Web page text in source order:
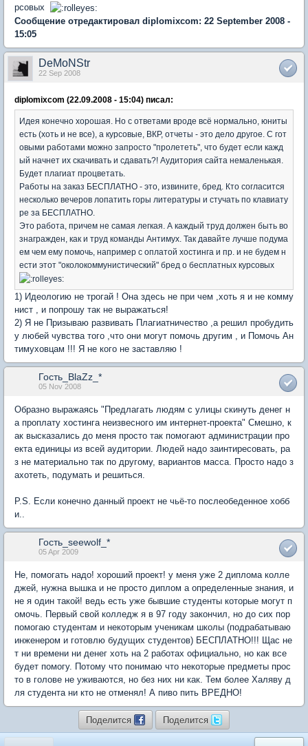
рсовых
Сообщение отредактировал diplomixcom: 22 September 2008 -
15:05
DeMoNStr
22 Sep 2008
diplomixcom (22.09.2008 - 15:04) писал:
Идея конечно хорошая. Но с ответами вроде всё нормально, юниты
есть (хоть и не все), а курсовые, ВКР, отчеты - это дело другое. С гот
овыми работами можно запросто "пролететь", что будет если кажд
ый начнет их скачивать и сдавать?! Аудитория сайта немаленькая.
Будет плагиат процветать.
Работы на заказ БЕСПЛАТНО - это, извините, бред. Кто согласится
несколько вечеров лопатить горы литературы и стучать по клавиату
ре за БЕСПЛАТНО.
Это работа, причем не самая легкая. А каждый труд должен быть во
знагражден, как и труд команды Антимух. Так давайте лучше подума
ем чем ему помочь, например с оплатой хостинга и пр. и не будем н
ести этот "околокоммунистический" бред о бесплатных курсовых
1) Идеологию не трогай ! Она здесь не при чем ,хоть я и не комму
нист , и попрошу так не выражаться!
2) Я не Призываю развивать Плагиатничество ,а решил пробудить
у любей чувства того ,что они могут помочь другим , и Помочь Ан
тимуховцам !!! Я не кого не заставляю !
Гость_BlaZz_*
05 Nov 2008
Образно выражаясь "Предлагать людям с улицы скинуть денег н
а проплату хостинга неизвесного им интернет-проекта" Смешно, к
ак высказались до меня просто так помогают администрации про
екта единицы из всей аудитории. Людей надо заинтиресовать, ра
з не материально так по другому, вариантов масса. Просто надо з
ахотеть, подумать и решиться.
P.S. Если конечно данный проект не чьё-то послеобеденное хобб
и..
Гость_seewolf_*
05 Apr 2009
Не, помогать надо! хороший проект! у меня уже 2 диплома колле
джей, нужна вышка и не просто диплом а определенные знания, и
не я один такой! ведь есть уже бывшие студенты которые могут п
омочь. Первый свой колледж я в 97 году закончил, но до сих пор
помогаю студентам и некоторым ученикам школы (подрабатываю
инженером и готовлю будущих студентов) БЕСПЛАТНО!!! Щас не
т ни времени ни денег хоть на 2 работах официально, но как все
будет помогу. Потому что понимаю что некоторые предметы прос
то в голове не уживаются, но без них ни как. Тем более Халяву д
ля студента ни кто не отменял! А пиво пить ВРЕДНО!
Поделится Поделится